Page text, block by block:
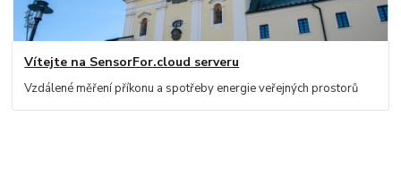
Vítejte na SensorFor.cloud serveru
Vzdálené měření příkonu a spotřeby energie veřejných prostorů